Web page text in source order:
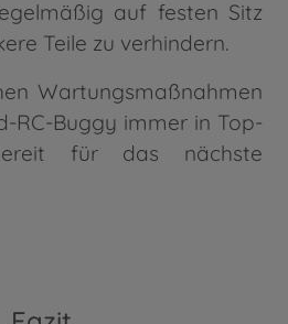
auf festen Sitz
Teile zu verhindern.
Wartungsmaßnahmen
RC-Buggy immer in Top-
für das nächste